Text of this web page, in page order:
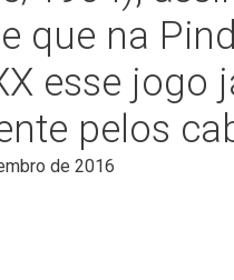
que na
esse jogo
pelos
de 2016